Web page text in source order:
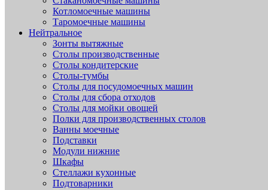
Котломоечные машины
Таромоечные машины
Нейтральное
Зонты вытяжные
Столы производственные
Столы кондитерские
Столы-тумбы
Столы для посудомоечных машин
Столы для сбора отходов
Столы для мойки овощей
Полки для производственных столов
Ванны моечные
Подставки
Модули нижние
Шкафы
Стеллажи кухонные
Подтоварники